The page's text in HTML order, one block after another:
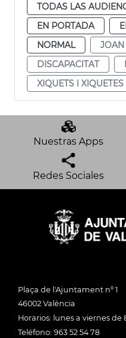
TODAS LAS
EN PORTADA
NORMAL
DISCAPACITAT
XIQUETS I XIQUETES
Nuestras Apps
Redes Sociales
Plaça de l'Ajuntament nº 1
46002 València
Horarios: lunes a viernes de
Teléfono: 963 52 54 78